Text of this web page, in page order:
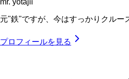
元"鉄"ですが、今はすっかりクルー
プロフィールを見る